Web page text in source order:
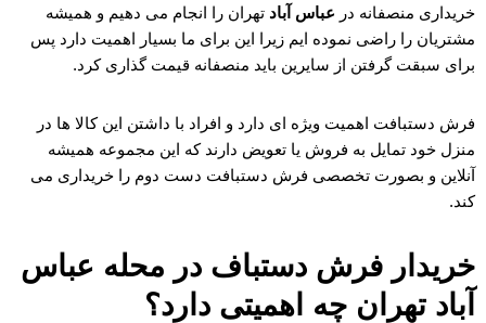
خریداری منصفانه در عباس آباد تهران را انجام می دهیم و همیشه
مشتریان را راضی نموده ایم زیرا این برای ما بسیار اهمیت دارد پس
برای سبقت گرفتن از سایرین باید منصفانه قیمت گذاری کرد.
فرش دستبافت اهمیت ویژه ای دارد و افراد با داشتن این کالا ها در
منزل خود تمایل به فروش یا تعویض دارند که این مجموعه همیشه
آنلاین و بصورت تخصصی فرش دستبافت دست دوم را خریداری می
کند.
خریدار فرش دستباف در محله عباس
آباد تهران چه اهمیتی دارد؟